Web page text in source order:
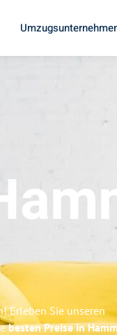
Erleben Sie unseren
besten Preise in